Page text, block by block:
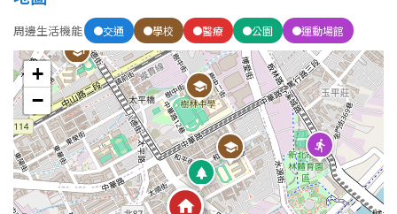
周邊生活機能 交通 學校 醫療 公園 運動場館
+
−